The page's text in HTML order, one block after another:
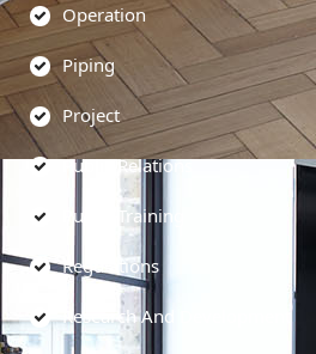
Operation
Piping
Project
Public Relations
Public Training
Regulations
Research And Development